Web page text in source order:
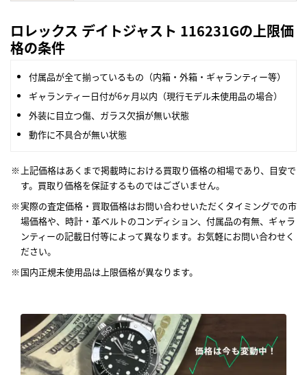
ロレックス デイトジャスト 116231Gの上限価
格の条件
付属品が全て揃っているもの（内箱・外箱・ギャランティー等）
ギャランティー日付が6ヶ月以内（現行モデル未使用品の場合）
外装に目立つ傷、ガラス欠損が無い状態
動作に不具合が無い状態
上記価格はあくまで掲載時における買取り価格の相場であり、目安で
す。買取り価格を保証するものではございません。
実際の査定価格・買取価格はお問い合わせいただくタイミングでの市
場価格や、時計・革ベルトのコンディション、付属品の有無、ギャラ
ンティーの記載日付等によって異なります。お気軽にお問い合わせく
ださい。
国内正規未使用品は上限価格が異なります。